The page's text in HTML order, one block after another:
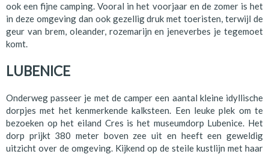
ook een fijne camping. Vooral in het voorjaar en de zomer is het
in deze omgeving dan ook gezellig druk met toeristen, terwijl de
geur van brem, oleander, rozemarijn en jeneverbes je tegemoet
komt.
LUBENICE
Onderweg passeer je met de camper een aantal kleine idyllische
dorpjes met het kenmerkende kalksteen. Een leuke plek om te
bezoeken op het eiland Cres is het museumdorp Lubenice. Het
dorp prijkt 380 meter boven zee uit en heeft een geweldig
uitzicht over de omgeving. Kijkend op de steile kustlijn met haar